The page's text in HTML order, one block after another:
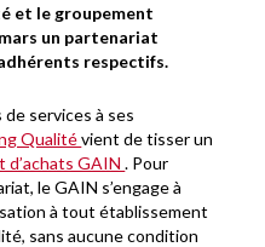
et le groupement
un partenariat
respectifs.
services à ses
Qualitévient de tisser un
d’achats GAIN. Pour
le GAIN s’engage à
à tout établissement
sans aucune condition